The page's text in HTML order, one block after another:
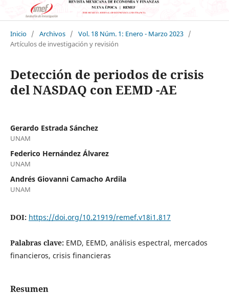
Inicio / Archivos / Vol. 18 Núm. 1: Enero - Marzo 2023 /
Artículos de investigación y revisión
Detección de periodos de crisis
del NASDAQ con EEMD -AE
Gerardo Estrada Sánchez
UNAM
Federico Hernández Álvarez
UNAM
Andrés Giovanni Camacho Ardila
UNAM
DOI: https://doi.org/10.21919/remef.v18i1.817
Palabras clave: EMD, EEMD, análisis espectral, mercados
financieros, crisis financieras
Resumen